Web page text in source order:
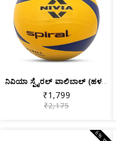
ನಿವಿಯಾ ಸ್ಪೈರಲ್ ವಾಲಿಬಾಲ್ (ಹಳದಿ) ಗಾತ್ರ-4
₹1,799
₹2,175